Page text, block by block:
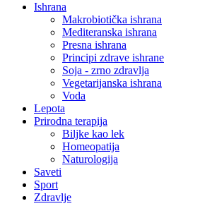
Ishrana
Makrobiotička ishrana
Mediteranska ishrana
Presna ishrana
Principi zdrave ishrane
Soja - zrno zdravlja
Vegetarijanska ishrana
Voda
Lepota
Prirodna terapija
Biljke kao lek
Homeopatija
Naturologija
Saveti
Sport
Zdravlje